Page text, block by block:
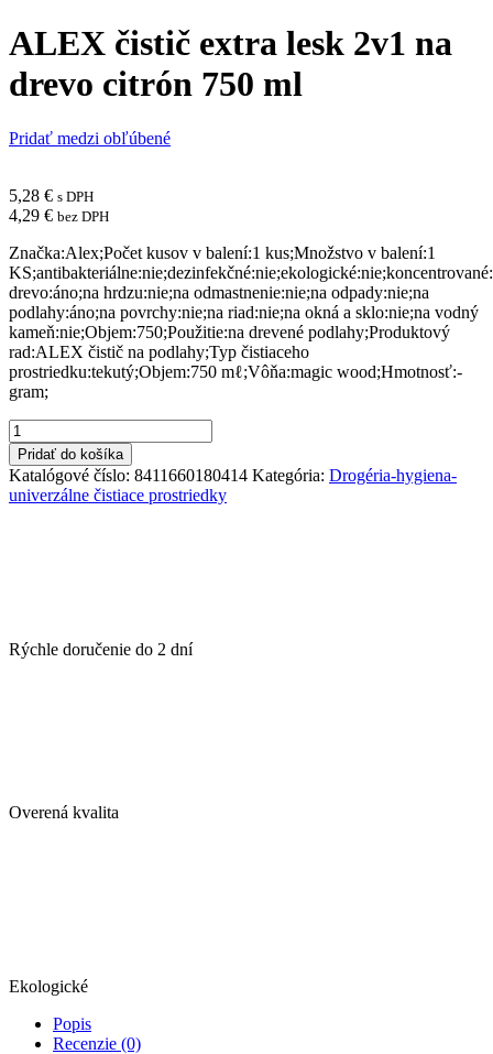
ALEX čistič extra lesk 2v1 na
drevo citrón 750 ml
Pridať medzi obľúbené
5,28 € s DPH
4,29 € bez DPH
Značka:Alex;Počet kusov v balení:1 kus;Množstvo v balení:1
drevo:áno;na hrdzu:nie;na odmastnenie:nie;na odpady:nie;na
podlahy:áno;na povrchy:nie;na riad:nie;na okná a sklo:nie;na vodný
kameň:nie;Objem:750;Použitie:na drevené podlahy;Produktový
rad:ALEX čistič na podlahy;Typ čistiaceho
prostriedku:tekutý;Objem:750 mℓ;Vôňa:magic wood;Hmotnosť:-
gram;
množstvo
ALEX
čistič
extra
lesk
Pridať do košíka
Katalógové číslo: 8411660180414 Kategória: Drogéria-hygiena-
univerzálne čistiace prostriedky
Rýchle doručenie do 2 dní
Overená kvalita
Ekologické
Popis
Recenzie (0)